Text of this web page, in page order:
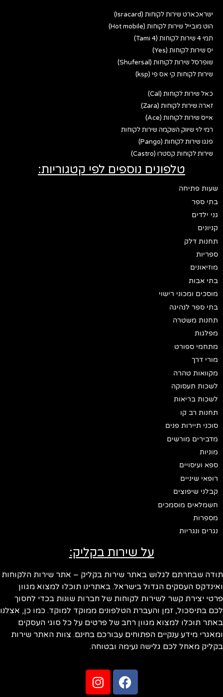
ישראכארט שירות לקוחות (Isracard)
הוט מובייל שירות לקוחות (Hot mobile)
תמי 4 שירות לקוחות (Tami 4)
יס שירות לקוחות (Yes)
שופרסל שירות לקוחות (Shufersal)
שירות לקוחות קי אס פי (ksp)
כאל שירות לקוחות (Cal)
זארה שירות לקוחות (Zara)
אייס שירות לקוחות (Ace)
רמי לוי שיווק השקמה שירות לקוחות
פנגו שירות לקוחות (Pango)
שירות לקוחות קסטרו (Castro)
טלפונים נוספים לפי קטגוריות:
שעות פתיחה
בתי ספר
גני ילדים
קניונים
תחנות דלק
ספריות
מוזיאונים
בתי אבות
מוסכים ומכוני רישוי
בתי ספר לנהיגה
תחנות משטרה
מפלגות
מתחמי ספורט
מורי דרך
מקוואות טהרה
לשכות תעסוקה
לשכות בריאות
תחנות רב קו
סוכני תיירות פנים
מדבירים מורשים
מוניות
ספא ועיסויים
רופאי שיניים
קבלני שיפוצים
חשמלאים מוסמכים
מספרות
נגרים ונגריות
על שירות בקליק:
שבחרתם לגלוש באתר שירות בקליק – אתר שירות הלקוחות
העסקים הגדול בישראל. באתרינו תוכלו למצוא מגוון
יצירת קשר לשירות לקוחות של חברות שונות בכדי לחסוך
בתיסכול, זמן והעברת הטלפונים ממוקד למוקד. כמו כן, אצלנו
תוכלו למצוא מגוון רחב של פרטים על כל סוגי העסקים
מידע ענקיים הפתוחים עבורכם בחינם. צוות האתר שירות
מאחל לכם גלישה נעימה ובטוחה.